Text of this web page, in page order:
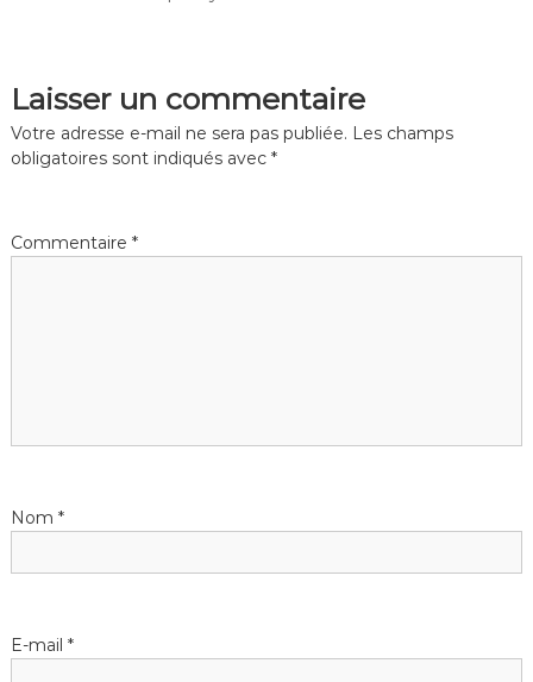
Laisser un commentaire
Votre adresse e-mail ne sera pas publiée. Les champs
obligatoires sont indiqués avec *
Commentaire *
Nom *
E-mail *